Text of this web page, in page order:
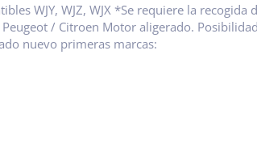
WJY, WJZ, WJX *Se requiere la
/ Citroen Motor aligerado.
nuevo primeras marcas: